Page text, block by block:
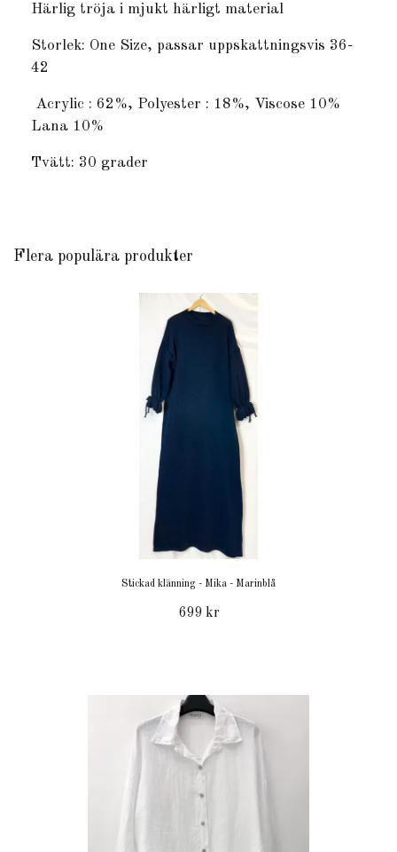
Härlig tröja i mjukt härligt material
Storlek: One Size, passar uppskattningsvis 36-
42
Acrylic : 62%, Polyester : 18%, Viscose 10%
Lana 10%
Tvätt: 30 grader
Flera populära produkter
Stickad klänning - Mika - Marinblå
699 kr